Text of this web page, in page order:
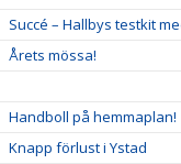
Succé – Hallbys testkit
Årets mössa!
Handboll på hemmaplan!
Knapp förlust i Ystad